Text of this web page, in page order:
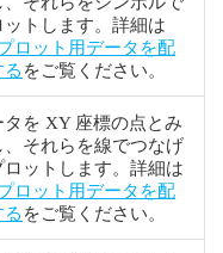
ットします。詳細は
ロット用データを配
をご覧ください。
タを XY 座標の点とみ
、それらを線でつなげ
ロットします。詳細は
ロット用データを配
をご覧ください。